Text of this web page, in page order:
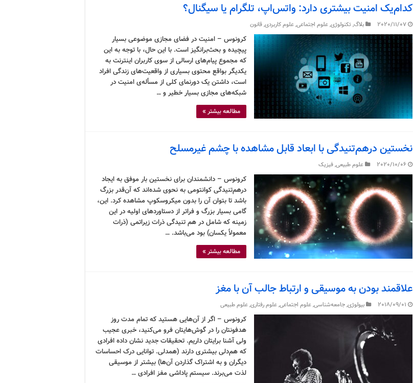
کدام‌یک امنیت بیشتری دارد: واتس‌اپ، تلگرام یا سیگنال؟
2020/11/07 بلاگ, تکنولوژی,علوم اجتماعی,علوم کاربردی,قانون
کرونوس – امنیت در فضای مجازی موضوعی بسیار
پیچیده و بحث‌برانگیز است. با این حال، با توجه به این
که مجموع پیام‌های ارسالی از سوی کاربران اینترنت به
یکدیگر بواقع محتوی بسیاری از واقعیت‌های زندگی افراد
است، داشتن یک دورنمای کلی از مسأله‌ی امنیت در
شبکه‌های مجازی بسیار خطیر و …
مطالعه بیشتر »
نخستین درهم‌تنیدگی با ابعاد قابل مشاهده با چشم غیرمسلح
2020/10/06 علوم طبیعی,فیزیک
کرونوس – دانشمندان برای نخستین بار موفق به ایجاد
درهم‌تنیدگی کوانتومی به نحوی شده‌اند که آن‌قدر بزرگ
باشد تا بتوان آن را بدون میکروسکوپ مشاهده کرد. این،
گامی بسیار بزرگ و فراتر از دستاوردهای اولیه در این
زمینه که شامل در هم تنیدگی ذرات زیراتمی (ذرات
معمولاً یکسان) بود می‌باشد. …
مطالعه بیشتر »
علاقمند بودن به موسیقی و ارتباط جالب آن با مغز
2018/09/01 بیولوژی,جامعه‌شناسی,علوم اجتماعی,علوم رفتاری,علوم طبیعی
کرونوس – اگر از آن‌هایی هستید که تمام مدت روز
هدفونتان را در گوش‌هایتان فرو می‌کنید، خبری عجیب
ولی آشنا برایتان داریم. تحقیقات جدید نشان داده افرادی
که هم‌دلی بیشتری دارند (همدلی. توانایی درک احساسات
دیگران و به اشتراک گذاردن آن‌ها) بیشتر از موسیقی
لذت می‌برند. سیستم پاداشی مفز افرادی …